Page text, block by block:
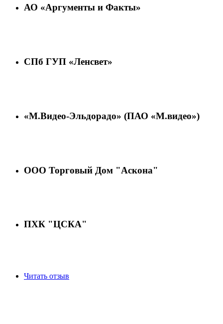
АО «Аргументы и Факты»
СПб ГУП «Ленсвет»
«М.Видео-Эльдорадо» (ПАО «М.видео»)
ООО Торговый Дом "Аскона"
ПХК "ЦСКА"
Читать отзыв